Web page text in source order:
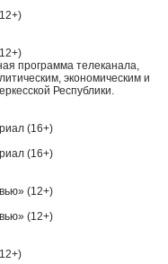
программа телеканала,
экономическим и
Республики.
(16+)
(16+)
(12+)
(12+)